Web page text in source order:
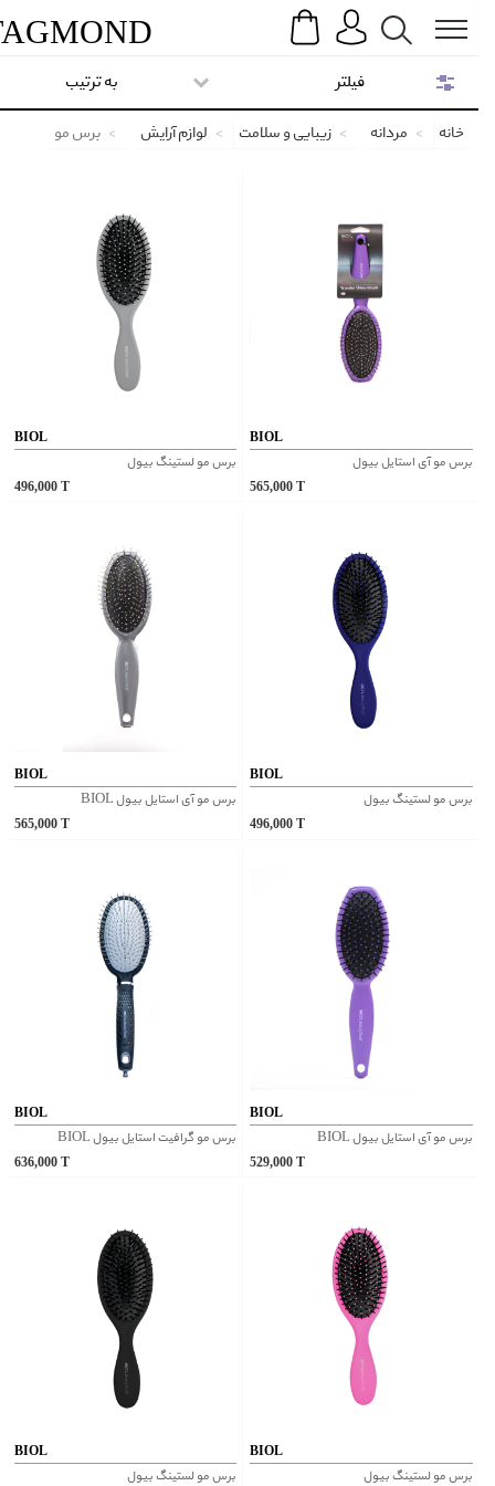
Search
TAGMOND
به ترتیب
خانه مردانه زیبایی و سلامت لوازم آرایش برس مو
BIOL
برس مو لستینگ بیول
496,000
BIOL
برس مو آی استایل بیول
565,000
BIOL
برس مو آی استایل بیول BIOL
565,000
BIOL
برس مو لستینگ بیول
496,000
BIOL
برس مو گرافیت استایل بیول BIOL
636,000
BIOL
برس مو آی استایل بیول BIOL
529,000
BIOL
برس مو لستینگ بیول
BIOL
برس مو لستینگ بیول
فیلتر